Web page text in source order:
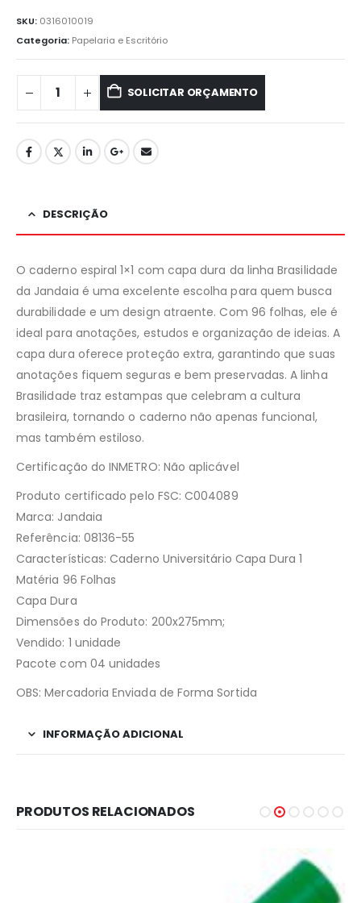
SKU: 0316010019
Categoria: Papelaria e Escritório
SOLICITAR ORÇAMENTO
DESCRIÇÃO
O caderno espiral 1×1 com capa dura da linha Brasilidade
da Jandaia é uma excelente escolha para quem busca
durabilidade e um design atraente. Com 96 folhas, ele é
ideal para anotações, estudos e organização de ideias. A
capa dura oferece proteção extra, garantindo que suas
anotações fiquem seguras e bem preservadas. A linha
Brasilidade traz estampas que celebram a cultura
brasileira, tornando o caderno não apenas funcional,
mas também estiloso.
Certificação do INMETRO: Não aplicável
Produto certificado pelo FSC: C004089
Marca: Jandaia
Referência: 08136-55
Características: Caderno Universitário Capa Dura 1
Matéria 96 Folhas
Capa Dura
Dimensões do Produto: 200x275mm;
Vendido: 1 unidade
Pacote com 04 unidades
OBS: Mercadoria Enviada de Forma Sortida
INFORMAÇÃO ADICIONAL
PRODUTOS RELACIONADOS